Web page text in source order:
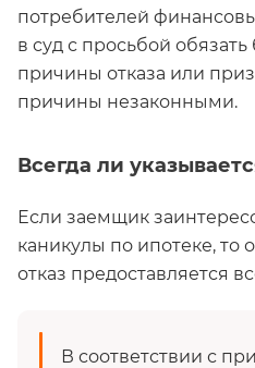
потребителей
в суд с просьбой
причины отказа или
причины незаконными.
Всегда ли
Если заемщик
каникулы по ипотеке, то
отказ предоставляется
В соответствии с